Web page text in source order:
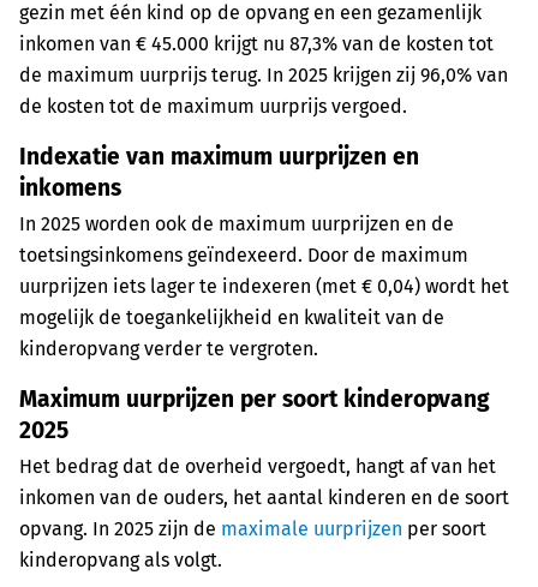
gezin met één kind op de opvang en een gezamenlijk
inkomen van € 45.000 krijgt nu 87,3% van de kosten tot
de maximum uurprijs terug. In 2025 krijgen zij 96,0% van
de kosten tot de maximum uurprijs vergoed.
Indexatie van maximum uurprijzen en
inkomens
In 2025 worden ook de maximum uurprijzen en de
toetsingsinkomens geïndexeerd. Door de maximum
uurprijzen iets lager te indexeren (met € 0,04) wordt het
mogelijk de toegankelijkheid en kwaliteit van de
kinderopvang verder te vergroten.
Maximum uurprijzen per soort kinderopvang
2025
Het bedrag dat de overheid vergoedt, hangt af van het
inkomen van de ouders, het aantal kinderen en de soort
opvang. In 2025 zijn de maximale uurprijzen per soort
kinderopvang als volgt.